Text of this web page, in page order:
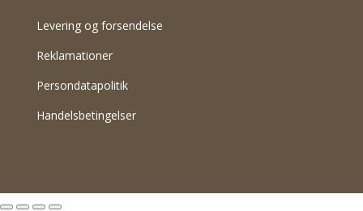
Levering og forsendelse
Reklamationer
Persondatapolitik
Handelsbetingelser